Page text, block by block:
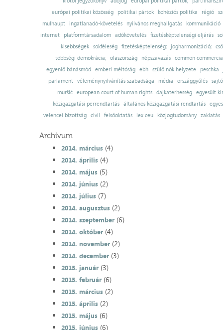
európai politikai közösség
politikai pártok kohéziós politika régió
mulhaupt
ingatlanadó-követelés nyilvános meghallgatás
kommunikáció
internet
platformtársadalom adókövetelés fizetésképtelenségi eljárás
kisebbségek sokféleség fizetésképtelenség; jogharmonizáció;
többségi demokrácia; olaszország népszavazás common
egyenlő bánásmód emberi méltóság ebh szülő nők helyzete
peschka
parlament
véleménynyilvánítás szabadsága média országgyűlés
muršić
european court of human rights dajkaterhesség
egyesült
közigazgatási perrendtartás
általános közigazgatási rendtartás
velencei bizottság
civil felsőoktatás lex ceu közjogtudomány zaklatás
Archívum
2014. március(4)
2014. április(4)
2014. május(5)
2014. június(2)
2014. július(7)
2014. augusztus(2)
2014. szeptember(6)
2014. október(4)
2014. november(2)
2014. december(3)
2015. január(3)
2015. február(6)
2015. március(2)
2015. április(2)
2015. május(6)
2015. június(6)